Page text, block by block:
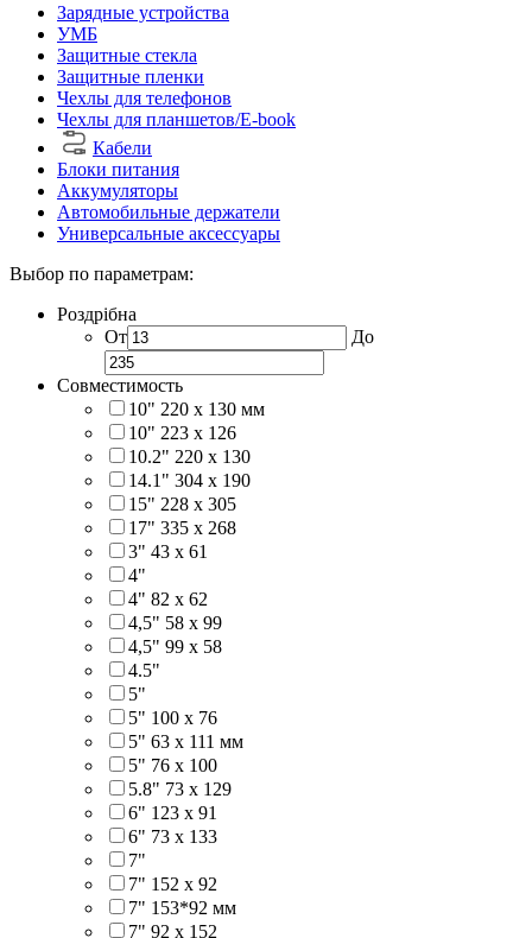
Зарядные устройства
УМБ
Защитные стекла
Защитные пленки
Чехлы для телефонов
Чехлы для планшетов/E-book
Кабели
Блоки питания
Аккумуляторы
Автомобильные держатели
Универсальные аксессуары
Выбор по параметрам:
Роздрібна
От
До
Совместимость
10" 220 x 130 мм
10" 223 x 126
10.2" 220 x 130
14.1" 304 х 190
15" 228 x 305
17" 335 х 268
3" 43 x 61
4"
4" 82 x 62
4,5" 58 х 99
4,5" 99 x 58
4.5"
5"
5" 100 x 76
5" 63 x 111 мм
5" 76 х 100
5.8" 73 x 129
6" 123 х 91
6" 73 х 133
7"
7" 152 x 92
7" 153*92 мм
7" 92 х 152